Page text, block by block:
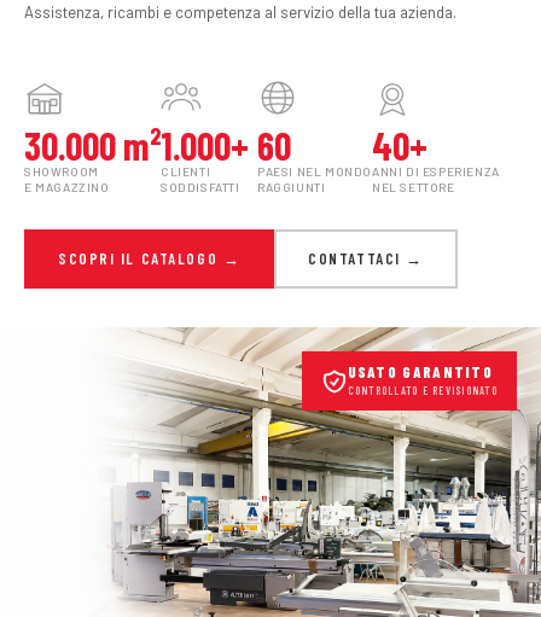
Assistenza, ricambi e competenza al servizio della tua azienda.
30.000 m²
SHOWROOM
E MAGAZZINO
1.000+
CLIENTI
SODDISFATTI
60
PAESI NEL MONDO
RAGGIUNTI
40+
ANNI DI ESPERIENZA
NEL SETTORE
SCOPRI IL CATALOGO → CONTATTACI →
USATO GARANTITO
CONTROLLATO E REVISIONATO